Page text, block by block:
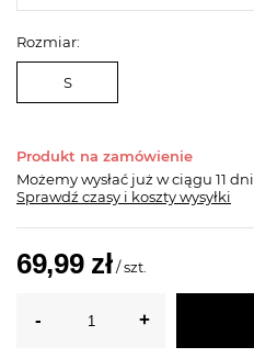
Rozmiar:
S
Produkt na zamówienie
Możemy wysłać już w ciągu 11 dni
Sprawdź czasy i koszty wysyłki
69,99 zł /szt.